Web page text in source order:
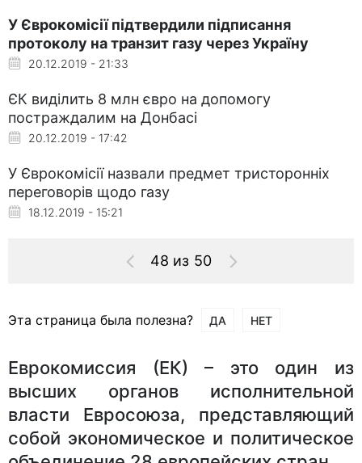
У Єврокомісії підтвердили підписання
протоколу на транзит газу через Україну
20.12.2019 - 21:33
ЄК виділить 8 млн євро на допомогу
постраждалим на Донбасі
20.12.2019 - 17:42
У Єврокомісії назвали предмет тристоронніх
переговорів щодо газу
18.12.2019 - 15:21
48 из 50
Эта страница была полезна? ДА НЕТ
Еврокомиссия (ЕК) – это один из
высших органов исполнительной
власти Евросоюза, представляющий
собой экономическое и политическое